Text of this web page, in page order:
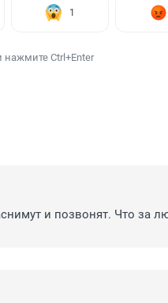
1
нажмите Ctrl+Enter
и позвонят. Что за